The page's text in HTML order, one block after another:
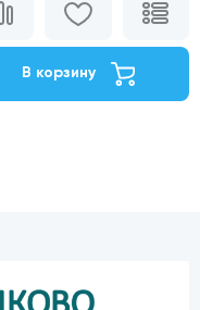
В корзину